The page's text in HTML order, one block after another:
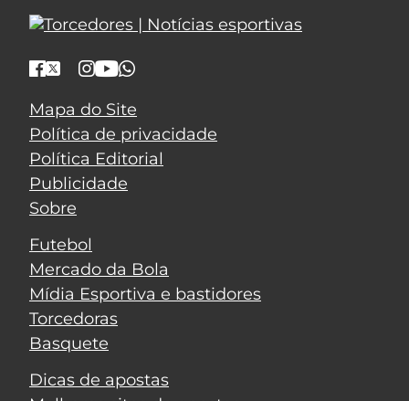
Mapa do Site
Política de privacidade
Política Editorial
Publicidade
Sobre
Futebol
Mercado da Bola
Mídia Esportiva e bastidores
Torcedoras
Basquete
Dicas de apostas